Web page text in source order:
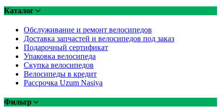
Каталог
Обслуживание и ремонт велосипедов
Доставка запчастей и велосипедов под заказ
Подарочный сертификат
Упаковка велосипеда
Скупка велосипедов
Велосипеды в кредит
Рассрочка Uzum Nasiya
Фильтр